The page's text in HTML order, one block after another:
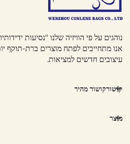
נוהגים על פי הוויזיה שלנו "נסיעות
אנו מתחייבים לפתח מוצרים ברת-תוקף
עיצובים חדשים למציאות.
קישורקושור מהיר
מוצר